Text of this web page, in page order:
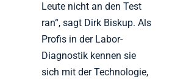
Leute nicht an den Test
ran“, sagt Dirk Biskup. Als
Profis in der Labor-
Diagnostik kennen sie
sich mit der Technologie,